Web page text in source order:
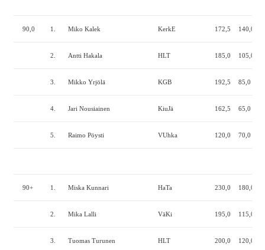
90,0 1. Miko Kalek KerkE 172,5 140,0
2. Antti Hakala HLT 185,0 105,0
3. Mikko Yrjölä KGB 192,5 85,0
4. Jari Nousiainen KiuJä 162,5 65,0
5. Raimo Pöysti VUhka 120,0 70,0
90+ 1. Miska Kunnari HaTa 230,0 180,0
2. Mika Lalli VäKi 195,0 115,0
3. Tuomas Turunen HLT 200,0 120,0